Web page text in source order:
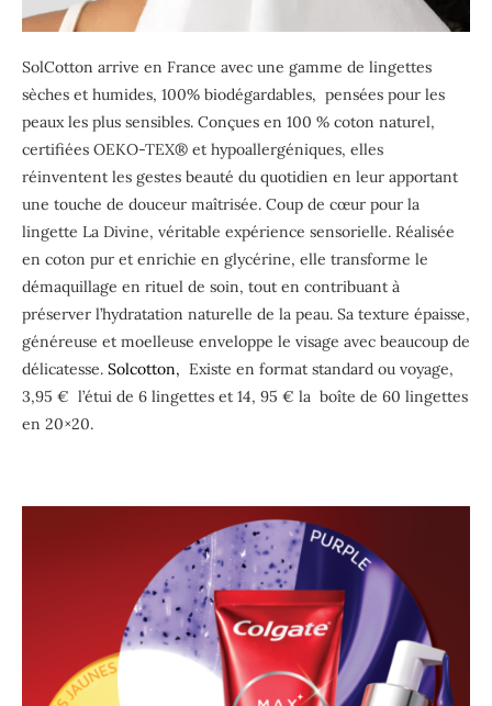
SolCotton arrive en France avec une gamme de lingettes
sèches et humides, 100% biodégardables, pensées pour les
peaux les plus sensibles. Conçues en 100 % coton naturel,
certifiées OEKO-TEX® et hypoallergéniques, elles
réinventent les gestes beauté du quotidien en leur apportant
une touche de douceur maîtrisée. Coup de cœur pour la
lingette La Divine, véritable expérience sensorielle. Réalisée
en coton pur et enrichie en glycérine, elle transforme le
démaquillage en rituel de soin, tout en contribuant à
préserver l’hydratation naturelle de la peau. Sa texture épaisse,
généreuse et moelleuse enveloppe le visage avec beaucoup de
délicatesse. Solcotton, Existe en format standard ou voyage,
3,95 € l’étui de 6 lingettes et 14, 95 € la boîte de 60 lingettes
en 20×20.